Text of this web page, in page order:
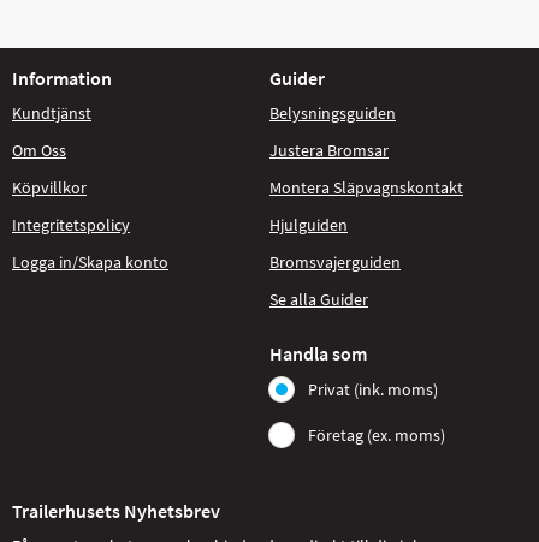
Information
Kundtjänst
Om Oss
Köpvillkor
Integritetspolicy
Logga in/Skapa konto
Guider
Belysningsguiden
Justera Bromsar
Montera Släpvagnskontakt
Hjulguiden
Bromsvajerguiden
Se alla Guider
Handla som
Privat (ink. moms)
Företag (ex. moms)
Trailerhusets Nyhetsbrev